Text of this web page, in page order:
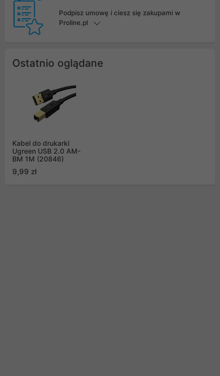
Podpisz umowę i ciesz się zakupami w
Proline.pl
Ostatnio oglądane
Kabel do drukarki
Ugreen USB 2.0 AM-
BM 1M (20846)
9,99 zł